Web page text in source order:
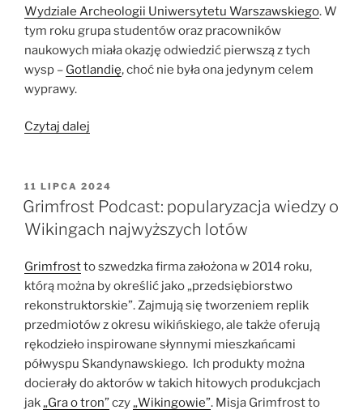
Wydziale Archeologii Uniwersytetu Warszawskiego. W
tym roku grupa studentów oraz pracowników
naukowych miała okazję odwiedzić pierwszą z tych
wysp – Gotlandię, choć nie była ona jedynym celem
wyprawy.
Czytaj dalej
kopców,
kościołów
i
kamieni”
OPUBLIKOWANE
W
11 LIPCA 2024
Grimfrost Podcast: popularyzacja wiedzy o
Wikingach najwyższych lotów
Grimfrostto szwedzka firma założona w 2014 roku,
którą można by określić jako „przedsiębiorstwo
rekonstruktorskie”. Zajmują się tworzeniem replik
przedmiotów z okresu wikińskiego, ale także oferują
rękodzieło inspirowane słynnymi mieszkańcami
półwyspu Skandynawskiego. Ich produkty można
docierały do aktorów w takich hitowych produkcjach
jak„Gra o tron”czy„Wikingowie”. Misja Grimfrost to